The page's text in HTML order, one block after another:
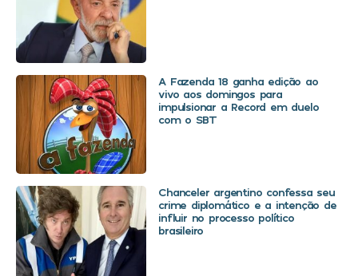
A Fazenda 18 ganha edição ao
vivo aos domingos para
impulsionar a Record em duelo
com o SBT
Chanceler argentino confessa seu
crime diplomático e a intenção de
influir no processo político
brasileiro